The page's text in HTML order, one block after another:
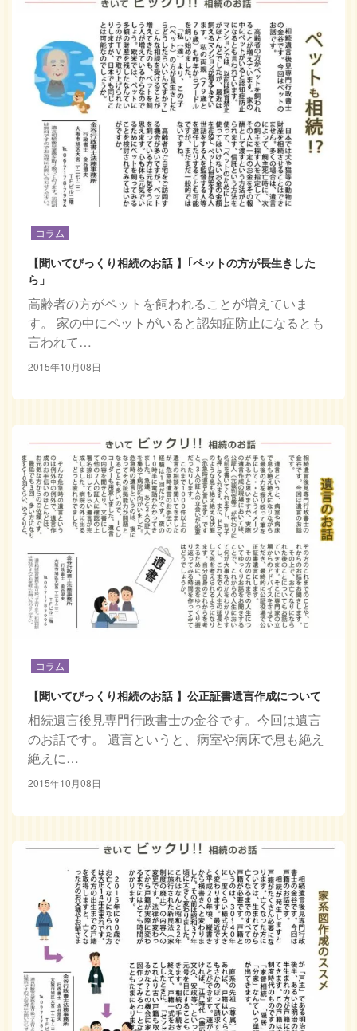
コラム
【聞いてびっくり相続のお話 】｢ペットの方が長生きした
ら」
高齢者の方がペットを飼われることが増えていま
す。 家の中にペットがいると認知症防止になるとも
言われて…
2015年10月08日
コラム
【聞いてびっくり相続のお話 】公正証書遺言作成について
相続遺言後見専門行政書士の金谷です。今回は遺言
のお話です。 遺言というと、病室や病床で息も絶え
絶えに…
2015年10月08日